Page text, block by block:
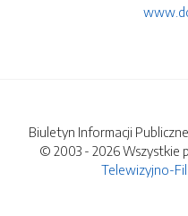
Biuletyn Informacji Publicznej
© 2003 - 2026 Wszystkie
Telewizyjno-